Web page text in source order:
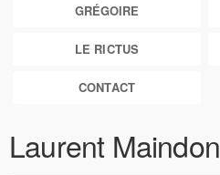
GRÉGOIRE
LE RICTUS
CONTACT
Laurent Maindon